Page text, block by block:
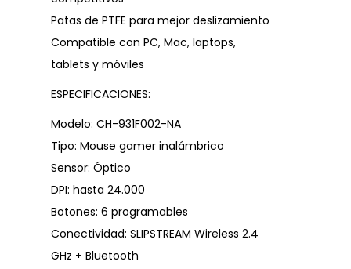
Patas de PTFE para mejor deslizamiento
Compatible con PC, Mac, laptops,
tablets y móviles
ESPECIFICACIONES:
Modelo: CH-931F002-NA
Tipo: Mouse gamer inalámbrico
Sensor: Óptico
DPI: hasta 24.000
Botones: 6 programables
Conectividad: SLIPSTREAM Wireless 2.4
GHz + Bluetooth